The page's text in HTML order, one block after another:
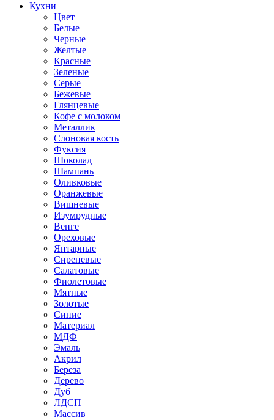
Кухни
Цвет
Белые
Черные
Желтые
Красные
Зеленые
Серые
Бежевые
Глянцевые
Кофе с молоком
Металлик
Слоновая кость
Фуксия
Шоколад
Шампань
Оливковые
Оранжевые
Вишневые
Изумрудные
Венге
Ореховые
Янтарные
Сиреневые
Салатовые
Фиолетовые
Мятные
Золотые
Синие
Материал
МДФ
Эмаль
Акрил
Береза
Дерево
Дуб
ЛДСП
Массив